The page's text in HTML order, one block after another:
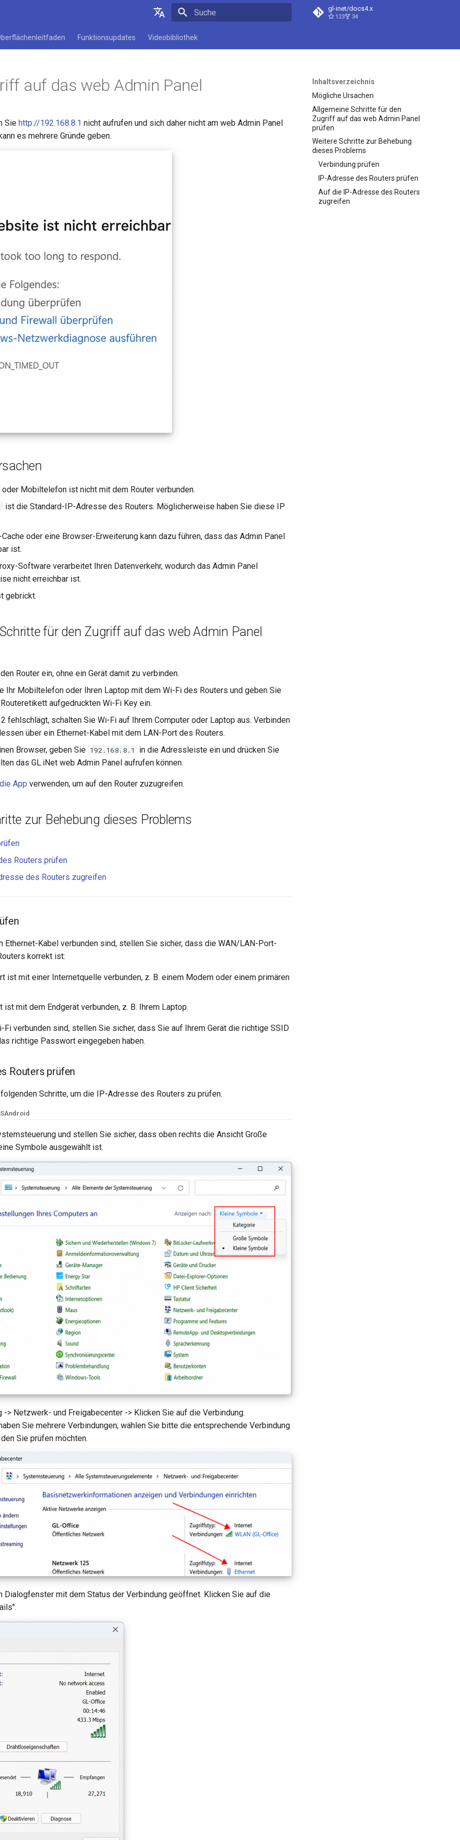
Deutsch
Français
日本語
gl-inet/docs4.x
123 34
Funktionsupdates Videobibliothek
Inhaltsverzeichnis
Mögliche Ursachen
Allgemeine Schritte für den
Zugriff auf das web Admin Panel
prüfen
Weitere Schritte zur Behebung
dieses Problems
Verbindung prüfen
IP-Adresse des Routers prüfen
Auf die IP-Adresse des Routers
zugreifen
auf das web Admin Panel
Sie http://192.168.8.1 nicht aufrufen und sich daher nicht am web Admin Panel
es mehrere Gründe geben.
oder Mobiltelefon ist nicht mit dem Router verbunden.
ist die Standard-IP-Adresse des Routers. Möglicherweise haben Sie diese IP
oder eine Browser-Erweiterung kann dazu führen, dass das Admin Panel
ist.
Software verarbeitet Ihren Datenverkehr, wodurch das Admin Panel
nicht erreichbar ist.
gebrickt.
für den Zugriff auf das web Admin Panel
Router ein, ohne ein Gerät damit zu verbinden.
Ihr Mobiltelefon oder Ihren Laptop mit dem Wi-Fi des Routers und geben Sie
aufgedruckten Wi-Fi Key ein.
fehlschlägt, schalten Sie Wi-Fi auf Ihrem Computer oder Laptop aus. Verbinden
über ein Ethernet-Kabel mit dem LAN-Port des Routers.
Browser, geben Sie 192.168.8.1
in die Adressleiste ein und drücken Sie
das GL.iNet web Admin Panel aufrufen können.
die App verwenden, um auf den Router zuzugreifen.
zur Behebung dieses Problems
Routers prüfen
des Routers zugreifen
Ethernet-Kabel verbunden sind, stellen Sie sicher, dass die WAN/LAN-Port-
korrekt ist:
ist mit einer Internetquelle verbunden, z. B. einem Modem oder einem primären
ist mit dem Endgerät verbunden, z. B. Ihrem Laptop.
Fi verbunden sind, stellen Sie sicher, dass Sie auf Ihrem Gerät die richtige SSID
richtige Passwort eingegeben haben.
Routers prüfen
Schritte, um die IP-Adresse des Routers zu prüfen.
Android
und stellen Sie sicher, dass oben rechts die Ansicht Große
Symbole ausgewählt ist.
-> Netzwerk- und Freigabecenter -> Klicken Sie auf die Verbindung.
Sie mehrere Verbindungen; wählen Sie bitte die entsprechende Verbindung
Sie prüfen möchten.
Dialogfenster mit dem Status der Verbindung geöffnet. Klicken Sie auf die